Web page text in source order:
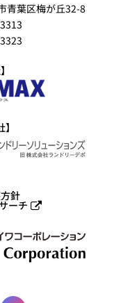
針
ーチ
青葉区梅が丘32-8